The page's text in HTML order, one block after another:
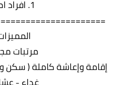
1. افراد امن
مرتبات